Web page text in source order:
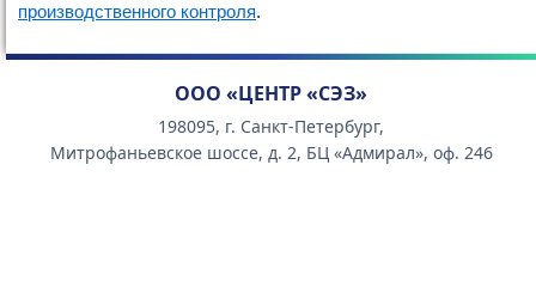
производственного контроля.
ООО «ЦЕНТР «СЭЗ»
198095, г. Санкт-Петербург,
Митрофаньевское шоссе, д. 2, БЦ «Адмирал», оф. 246